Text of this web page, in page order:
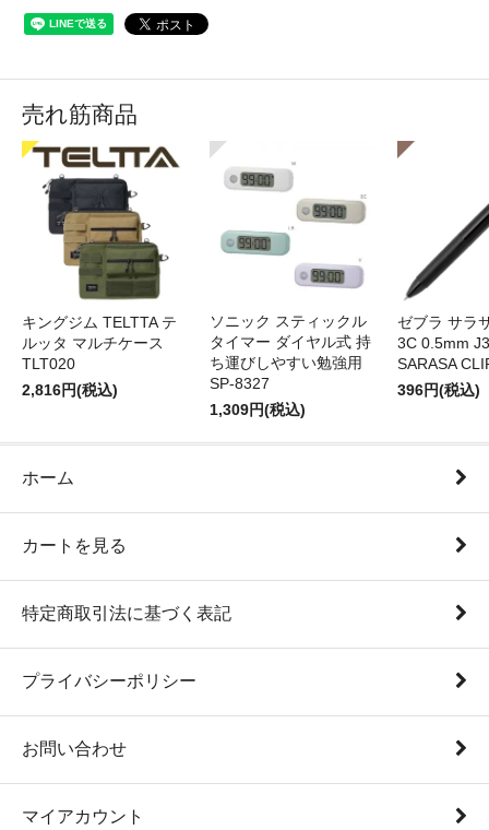
売れ筋商品
キングジム TELTTA テ
ルッタ マルチケース
TLT020
2,816円(税込)
ソニック スティックル
タイマー ダイヤル式 持
ち運びしやすい勉強用
SP-8327
1,309円(税込)
ゼブラ サラ
3C 0.5mm
SARASA
396円(税込)
ホーム
カートを見る
特定商取引法に基づく表記
プライバシーポリシー
お問い合わせ
マイアカウント